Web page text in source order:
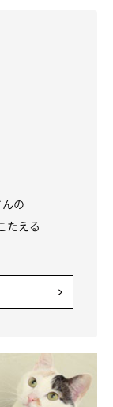
の
たえる